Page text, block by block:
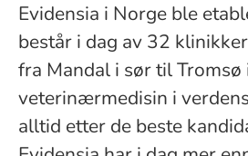
Evidensia i Norge ble
består i dag av 32
fra Mandal i sør til
veterinærmedisin i
alltid etter de beste